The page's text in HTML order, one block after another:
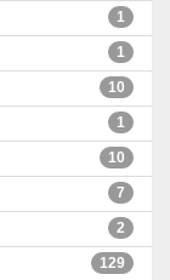
1
1
10
1
10
7
2
129